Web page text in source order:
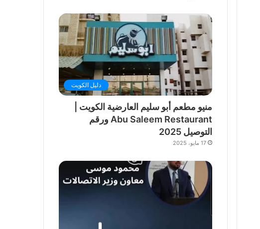
دليل الكويت
منيو مطعم أبو سليم العارضية الكويت |
Abu Saleem Restaurant ورقم
التوصيل 2025
17 مايو، 2025